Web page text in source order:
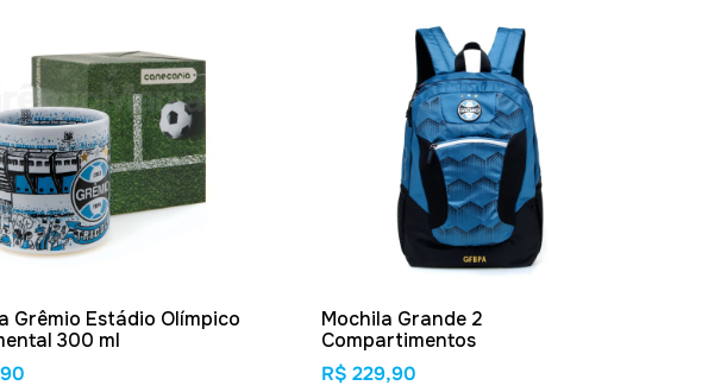
Grêmio Estádio Olímpico
300 ml
Mochila Grande 2
Compartimentos
R$ 229,90